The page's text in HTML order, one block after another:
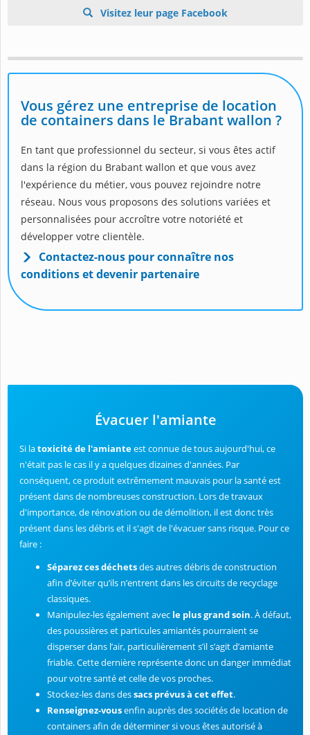
Visitez leur page Facebook
Vous gérez une entreprise de location
de containers dans le Brabant wallon ?
En tant que professionnel du secteur, si vous êtes actif
dans la région du Brabant wallon et que vous avez
l'expérience du métier, vous pouvez rejoindre notre
réseau. Nous vous proposons des solutions variées et
personnalisées pour accroître votre notoriété et
développer votre clientèle.
Contactez-nous pour connaître nos
conditions et devenir partenaire
Évacuer l'amiante
Si latoxicité de l'amianteest connue de tous aujourd'hui, ce
n'était pas le cas il y a quelques dizaines d'années. Par
conséquent, ce produit extrêmement mauvais pour la santé est
présent dans de nombreuses construction. Lors de travaux
d'importance, de rénovation ou de démolition, il est donc très
présent dans les débris et il s'agit de l'évacuer sans risque. Pour ce
faire :
Séparez ces déchetsdes autres débris de construction
afin d’éviter qu’ils n’entrent dans les circuits de recyclage
classiques.
Manipulez-les également avec le plus grand soin. À défaut,
des poussières et particules amiantés pourraient se
disperser dans l’air, particulièrement s’il s’agit d’amiante
friable. Cette dernière représente donc un danger immédiat
pour votre santé et celle de vos proches.
Stockez-les dans dessacs prévus à cet effet.
Renseignez-vousenfin auprès des sociétés de location de
containers afin de déterminer si vous êtes autorisé à